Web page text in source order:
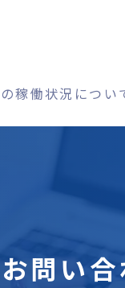
稼働状況につい
お問い合